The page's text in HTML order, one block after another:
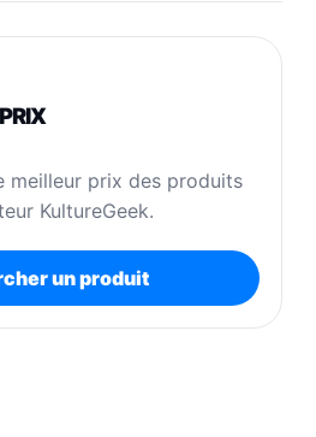
meilleur prix des produits
KultureGeek.
un produit